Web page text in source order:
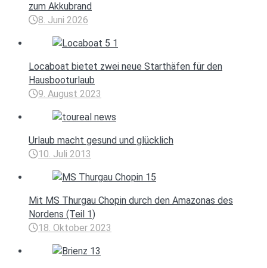
zum Akkubrand
8. Juni 2026
Locaboat bietet zwei neue Starthäfen für den
Hausbooturlaub
9. August 2023
Urlaub macht gesund und glücklich
10. Juli 2013
Mit MS Thurgau Chopin durch den Amazonas des
Nordens (Teil 1)
18. Oktober 2023